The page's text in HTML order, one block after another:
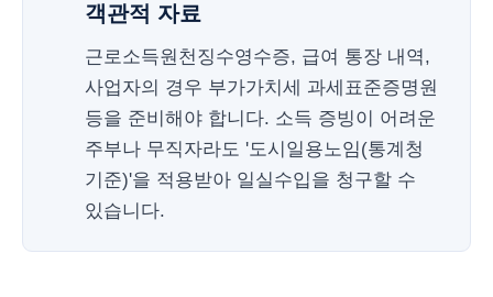
객관적 자료
근로소득원천징수영수증, 급여 통장 내역,
사업자의 경우 부가가치세 과세표준증명원
등을 준비해야 합니다. 소득 증빙이 어려운
주부나 무직자라도 '도시일용노임(통계청
기준)'을 적용받아 일실수입을 청구할 수
있습니다.